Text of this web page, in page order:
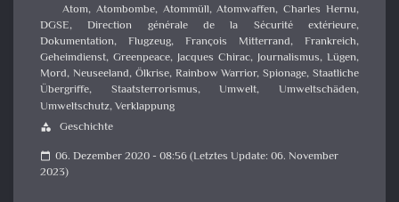
Atom, Atombombe, Atommüll,Atomwaffen,Charles Hernu,
DGSE,Direction générale de la Sécurité extérieure,
Dokumentation, Flugzeug, François Mitterrand, Frankreich,
Geheimdienst, Greenpeace, Jacques Chirac, Journalismus, Lügen,
Mord, Neuseeland, Ölkrise, Rainbow Warrior,Spionage,Staatliche
Übergriffe, Staatsterrorismus,Umwelt,Umweltschäden,
Umweltschutz,Verklappung
category Geschichte
calendar_today 06. Dezember 2020 - 08:56 (Letztes Update: 06. November
2023)